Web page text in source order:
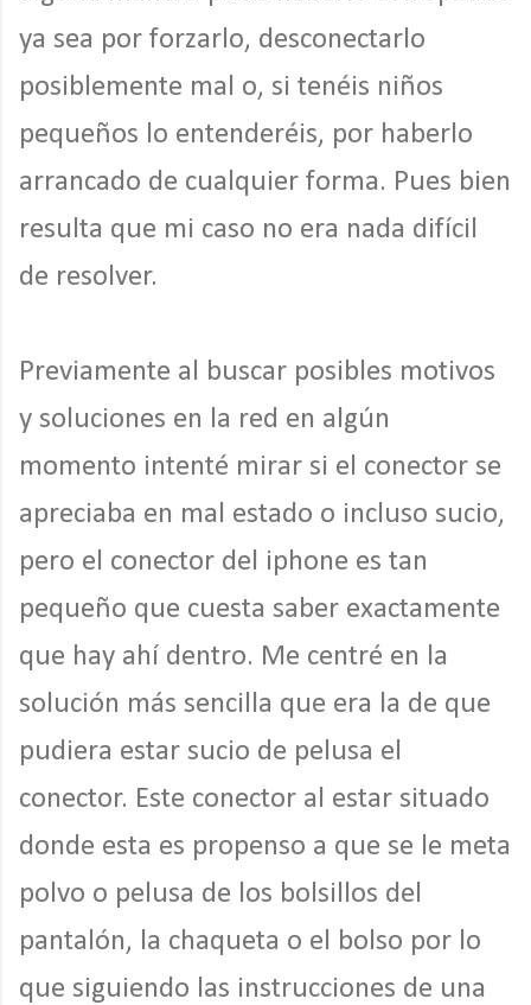
ya sea por forzarlo, desconectarlo
posiblemente mal o, si tenéis niños
pequeños lo entenderéis, por haberlo
arrancado de cualquier forma. Pues bien
resulta que mi caso no era nada difícil
de resolver.
Previamente al buscar posibles motivos
y soluciones en la red en algún
momento intenté mirar si el conector se
apreciaba en mal estado o incluso sucio,
pero el conector del iphone es tan
pequeño que cuesta saber exactamente
que hay ahí dentro. Me centré en la
solución más sencilla que era la de que
pudiera estar sucio de pelusa el
conector. Este conector al estar situado
donde esta es propenso a que se le meta
polvo o pelusa de los bolsillos del
pantalón, la chaqueta o el bolso por lo
que siguiendo las instrucciones de una